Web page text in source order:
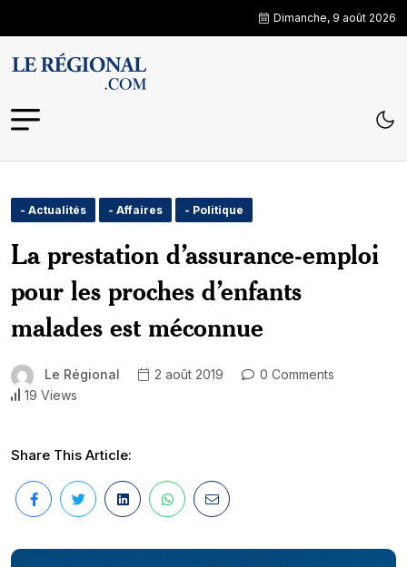
Dimanche, 9 août 2026
- Actualités - Affaires - Politique
La prestation d’assurance-emploi
pour les proches d’enfants
malades est méconnue
Le Régional 2 août 2019
0 Comments
19 Views
Share This Article: